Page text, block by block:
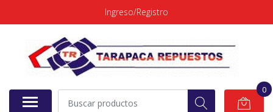
Ingreso/Registro
0